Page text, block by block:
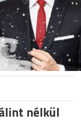
nélkül